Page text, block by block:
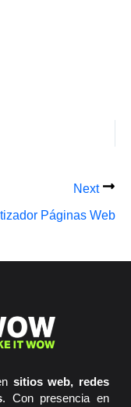
Next
Páginas Web
sitios web, redes
. Con presencia en